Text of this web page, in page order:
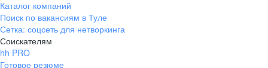
Каталог компаний
Поиск по вакансиям в Туле
Сетка: соцсеть для нетворкинга
Соискателям
hh PRO
Готовое резюме